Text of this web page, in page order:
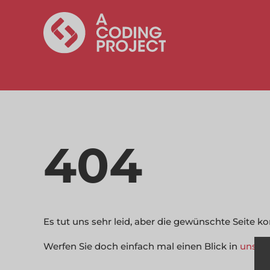
404
Es tut uns sehr leid, aber die gewünschte Seite
Werfen Sie doch einfach mal einen Blick in